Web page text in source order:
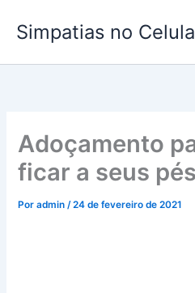
para
conteúdo
Simpatias no
Adoçamento
ficar a seus pés
Poradmin/24 de fevereiro de 2021